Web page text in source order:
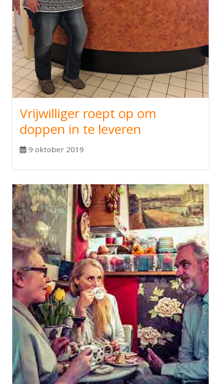
Vrijwilliger roept op om
doppen in te leveren
9 oktober 2019